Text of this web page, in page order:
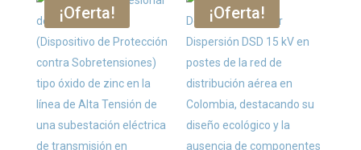
era:
$ 252.000.
es:
$ 210.000.
$ 12.600.000.
¡Oferta! ¡Oferta!